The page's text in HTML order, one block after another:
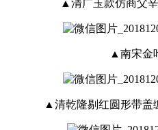
▲清广玉款仿商父
▲南宋金
▲清乾隆剔红圆形带盖